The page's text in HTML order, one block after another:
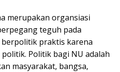
merupakan organsiasi
teguh pada
praktis karena
Politik bagi NU adalah
masyarakat, bangsa,